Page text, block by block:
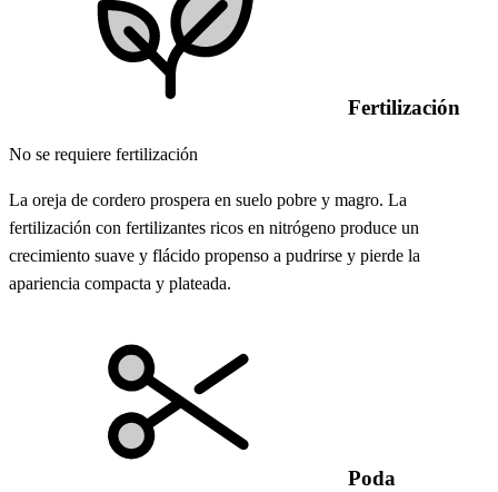
Fertilización
No se requiere fertilización
La oreja de cordero prospera en suelo pobre y magro. La
fertilización con fertilizantes ricos en nitrógeno produce un
crecimiento suave y flácido propenso a pudrirse y pierde la
apariencia compacta y plateada.
Poda